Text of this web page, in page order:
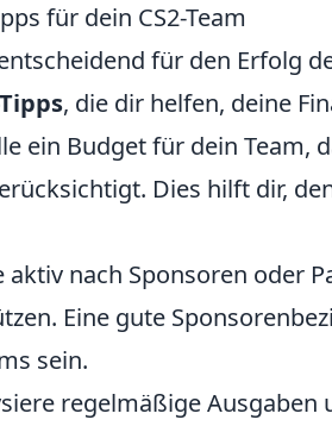
für dein CS2-Team
für den Erfolg
, die dir helfen, deine
ein Budget für dein Team,
Dies hilft dir,
aktiv nach Sponsoren oder
Eine gute
sein.
regelmäßige Ausgaben